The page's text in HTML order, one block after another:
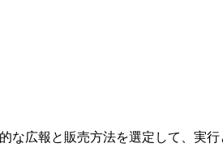
広報と販売方法を選定して、実